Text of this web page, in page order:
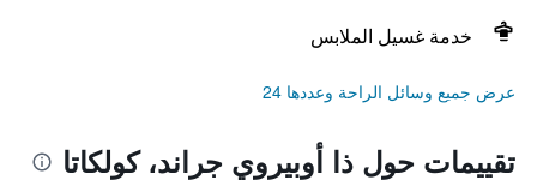
خدمة غسيل الملابس
عرض جميع وسائل الراحة وعددها 24
تقييمات حول ذا أوبيروي جراند، كولكاتا